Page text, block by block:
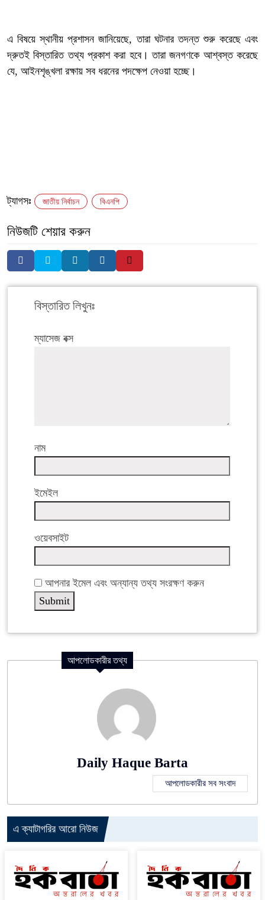
‎এ বিষয়ে স্থানীয় প্রশাসন জানিয়েছে, তারা ঘটনার তদন্ত শুরু করেছে এবং
দ্রুতই বিস্তারিত তথ্য প্রকাশ করা হবে। তারা জনগণকে আশ্বস্ত করেছে
যে, আইনশৃঙ্খলা রক্ষায় সব ধরনের পদক্ষেপ নেওয়া হচ্ছে।
ট্যাগসঃ জাতীয় নির্বাচন বিএনপি
নিউজটি শেয়ার করুন
বিস্তারিত লিখুনঃ
ম্যাসেজ বক্স
নাম
ইমেইল
ওয়েবসাইট
আপনার ইমেল এবং অন্যান্য তথ্য সংরক্ষণ করুন
আপলোডকারীর তথ্য
Daily Haque Barta
আপলোডকারীর সব সংবাদ
এ ক্যাটাগরির আরো নিউজ